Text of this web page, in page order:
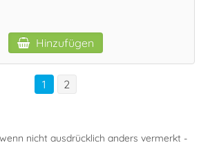
Hinzufügen
1 2
nicht ausdrücklich anders vermerkt -